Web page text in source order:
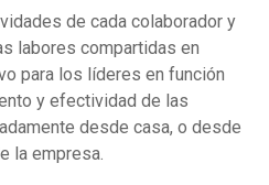
de cada colaborador y
labores compartidas en
para los líderes en función
y efectividad de las
desde casa, o desde
la empresa.